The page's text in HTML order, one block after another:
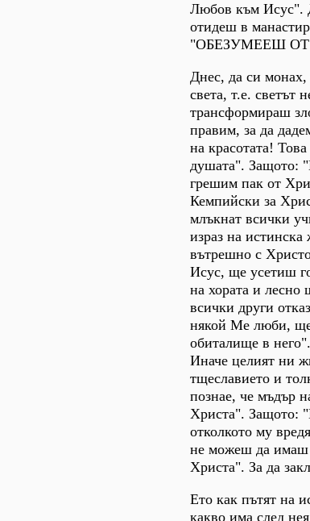
Любов към Исус".
отидеш в
"ОБЕЗУМЕЕШ
Днес, да си монах,
света, т.е. светът
трансформираш
правим, за да
на красотата!
душата". Защото:
грешим пак от
Кемпийски за
млъкнат всички
израз на
вътрешно с
Исус, ще усетиш
на хората и
всички други
някой Ме люби,
обиталище в
Иначе целият ни
тщеславието и
познае, че мъдър
Христа". Защото:
отколкото му
не можеш да имаш
Христа". За да
Ето как пътят на
какво има след